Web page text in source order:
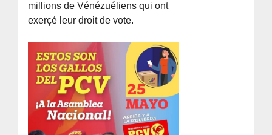
millions de Vénézuéliens qui ont
exerçé leur droit de vote.